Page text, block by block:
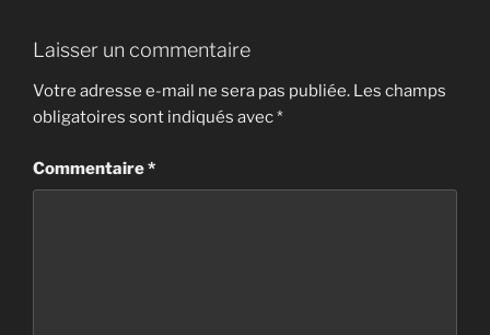
Laisser un commentaire
Votre adresse e-mail ne sera pas publiée. Les champs
obligatoires sont indiqués avec*
Commentaire*